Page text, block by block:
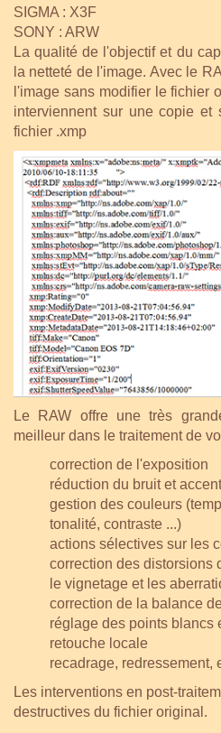
SIGMA : X3F
SONY : ARW
La qualité de l'objectif et du
la netteté de l'image. Avec le
l'image sans modifier le fichier
interviennent sur une copie et
fichier .xmp
Le RAW offre une très
meilleur dans le traitement de
correction de l'exposition
réduction du bruit et
gestion des couleurs
tonalité, contraste ...)
actions sélectives sur les
correction des distorsions
le vignetage et les
correction de la balance
réglage des points blancs
retouche locale
recadrage, redressement,
Les interventions en post-
destructives du fichier original.